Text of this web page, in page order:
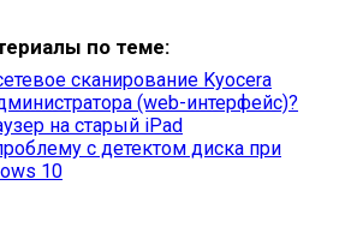
по теме:
сканирование Kyocera
(web-интерфейс)?
на старый iPad
с детектом диска при
10